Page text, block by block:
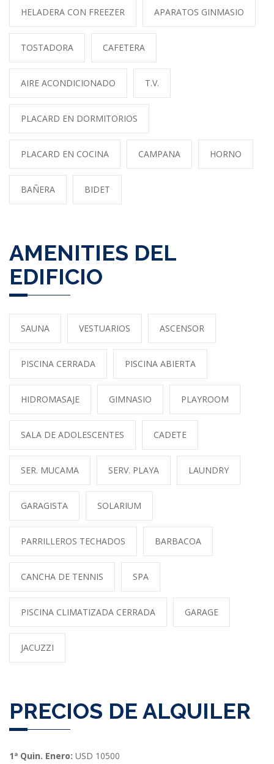
HELADERA CON FREEZER APARATOS GINMASIO
TOSTADORA CAFETERA
AIRE ACONDICIONADO T.V.
PLACARD EN DORMITORIOS
PLACARD EN COCINA CAMPANA HORNO
BAÑERA BIDET
AMENITIES DEL
EDIFICIO
SAUNA VESTUARIOS ASCENSOR
PISCINA CERRADA PISCINA ABIERTA
HIDROMASAJE GIMNASIO PLAYROOM
SALA DE ADOLESCENTES CADETE
SER. MUCAMA SERV. PLAYA LAUNDRY
GARAGISTA SOLARIUM
PARRILLEROS TECHADOS BARBACOA
CANCHA DE TENNIS SPA
PISCINA CLIMATIZADA CERRADA GARAGE
JACUZZI
PRECIOS DE ALQUILER
1ª Quin. Enero: USD 10500